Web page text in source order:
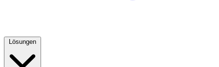
Lösungen